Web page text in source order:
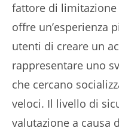
fattore di limitazione
offre un’esperienza
utenti di creare un
rappresentare uno
che cercano
veloci. Il livello di
valutazione a causa